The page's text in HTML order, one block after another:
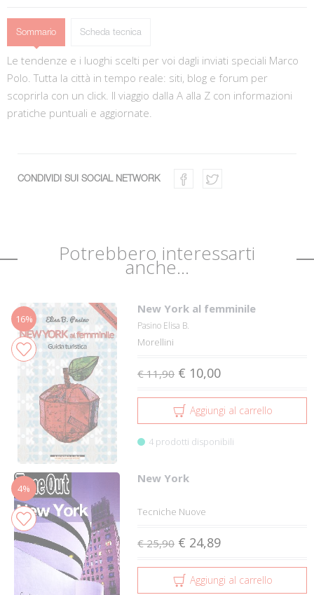
Sommario Scheda tecnica
Le tendenze e i luoghi scelti per voi dagli inviati speciali Marco
Polo. Tutta la città in tempo reale: siti, blog e forum per
scoprirla con un click. Il viaggio dalla A alla Z con informazioni
pratiche puntuali e aggiornate.
CONDIVIDI SUI SOCIAL NETWORK
Potrebbero interessarti
anche...
16%
New York al femminile
Pasino Elisa B.
Morellini
€ 11,90 € 10,00
Aggiungi al carrello
4 prodotti disponibili
4%
New York
Tecniche Nuove
€ 25,90 € 24,89
Aggiungi al carrello